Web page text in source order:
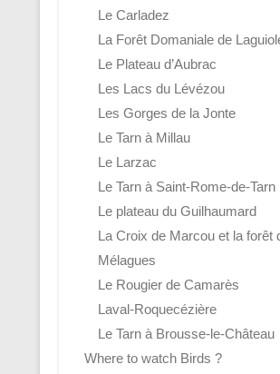
Le Carladez
La Forêt Domaniale de
Le Plateau d’Aubrac
Les Lacs du Lévézou
Les Gorges de la Jonte
Le Tarn à Millau
Le Larzac
Le Tarn à Saint-Rome-de-Tarn
Le plateau du Guilhaumard
La Croix de Marcou et la forêt
Mélagues
Le Rougier de Camarès
Laval-Roquecézière
Le Tarn à Brousse-le-Château
Where to watch Birds ?